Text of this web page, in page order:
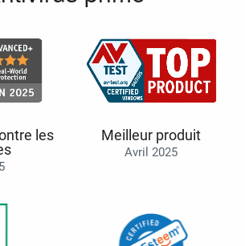
les
Meilleur produit
Avril 2025